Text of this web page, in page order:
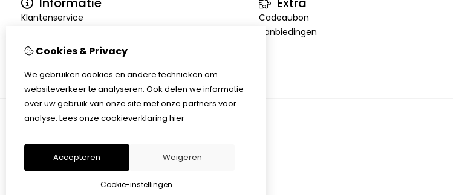
Klantenservice
Disclaimer
Algemene voorwaarden
Cadeaubon
Aanbiedingen
Cookies & Privacy
We gebruiken cookies en andere technieken om
websiteverkeer te analyseren. Ook delen we informatie
over uw gebruik van onze site met onze partners voor
analyse. Lees onze cookieverklaring hier
Accepteren Weigeren
Cookie-instellingen